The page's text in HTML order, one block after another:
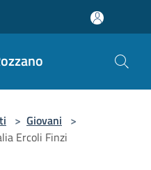
> Giovani >
Ercoli Finzi